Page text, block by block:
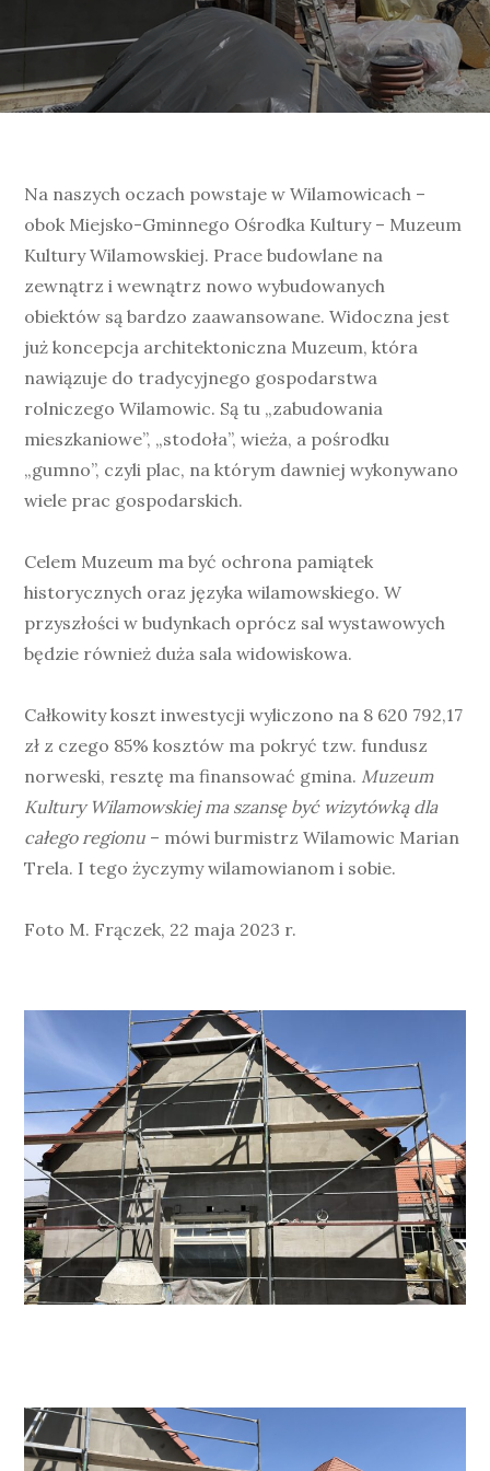
Na naszych oczach powstaje w Wilamowicach –
obok Miejsko-Gminnego Ośrodka Kultury – Muzeum
Kultury Wilamowskiej. Prace budowlane na
zewnątrz i wewnątrz nowo wybudowanych
obiektów są bardzo zaawansowane. Widoczna jest
już koncepcja architektoniczna Muzeum, która
nawiązuje do tradycyjnego gospodarstwa
rolniczego Wilamowic. Są tu „zabudowania
mieszkaniowe”, „stodoła”, wieża, a pośrodku
„gumno”, czyli plac, na którym dawniej wykonywano
wiele prac gospodarskich.
Celem Muzeum ma być ochrona pamiątek
historycznych oraz języka wilamowskiego. W
przyszłości w budynkach oprócz sal wystawowych
będzie również duża sala widowiskowa.
Całkowity koszt inwestycji wyliczono na 8 620 792,17
zł z czego 85% kosztów ma pokryć tzw. fundusz
norweski, resztę ma finansować gmina. Muzeum
Kultury Wilamowskiej ma szansę być wizytówką dla
całego regionu – mówi burmistrz Wilamowic Marian
Trela. I tego życzymy wilamowianom i sobie.
Foto M. Frączek, 22 maja 2023 r.